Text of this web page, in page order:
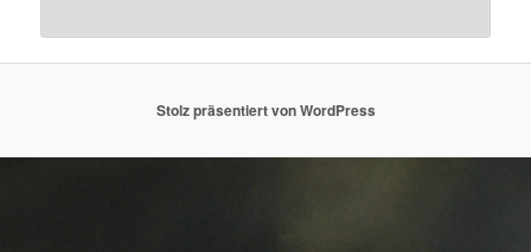
Stolz präsentiert von WordPress